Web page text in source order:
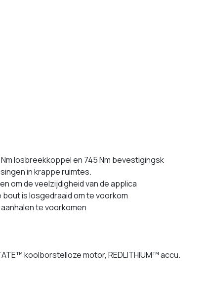
losbreekkoppel en 745 Nm bevestigingsk
in krappe ruimtes.
om de veelzijdigheid van de applica
is losgedraaid om te voorkom
te voorkomen
koolborstelloze motor, REDLITHIUM™ accu.